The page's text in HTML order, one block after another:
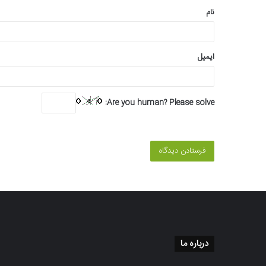
نام
ایمیل
Are you human? Please solve:
درباره ما